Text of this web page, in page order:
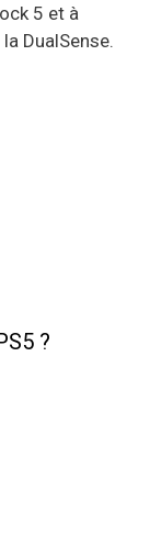
5 et à
DualSense.
?